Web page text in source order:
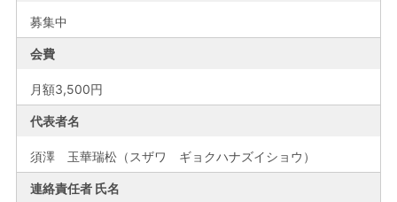
募集中
会費
月額3,500円
代表者名
須澤 玉華瑞松（スザワ ギョクハナズイショウ）
連絡責任者 氏名